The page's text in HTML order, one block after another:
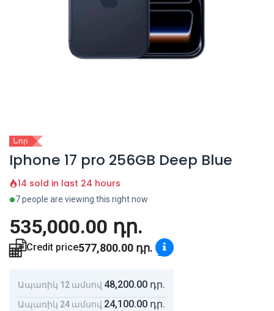
Նոր
Iphone 17 pro 256GB Deep Blue
14 sold in last 24 hours
7 people are viewing this right now
535,000.00 դր.
Credit price577,800.00 դր.
Ապառիկ 12 ամսով 48,200.00 դր.
Ապառիկ 24 ամսով 24,100.00 դր.